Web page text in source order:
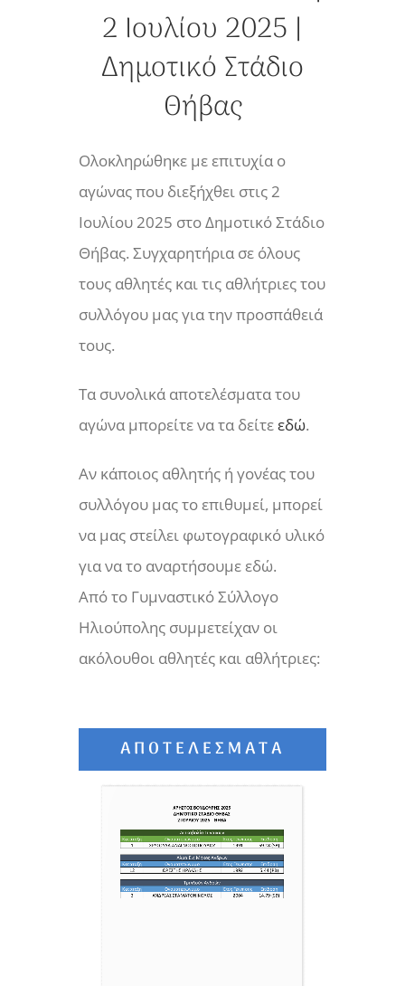
2 Ιουλίου 2025 |
Δημοτικό Στάδιο
Θήβας
Ολοκληρώθηκε με επιτυχία ο
αγώνας που διεξήχθει στις 2
Ιουλίου 2025 στο Δημοτικό Στάδιο
Θήβας. Συγχαρητήρια σε όλους
τους αθλητές και τις αθλήτριες του
συλλόγου μας για την προσπάθειά
τους.
Τα συνολικά αποτελέσματα του
αγώνα μπορείτε να τα δείτεεδώ.
Αν κάποιος αθλητής ή γονέας του
συλλόγου μας το επιθυμεί, μπορεί
να μας στείλει φωτογραφικό υλικό
για να το αναρτήσουμε εδώ.
Από το Γυμναστικό Σύλλογο
Ηλιούπολης συμμετείχαν οι
ακόλουθοι αθλητές και αθλήτριες:
ΑΠΟΤΕΛΈΣΜΑΤΑ